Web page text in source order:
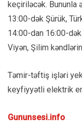
keçiriləcək. Bununla
13:00-dək Şürük,
14:00-dan 16:00-
Viyən, Şilim
Təmir-təftiş işləri
keyfiyyətli elektrik
Gununsesi.info